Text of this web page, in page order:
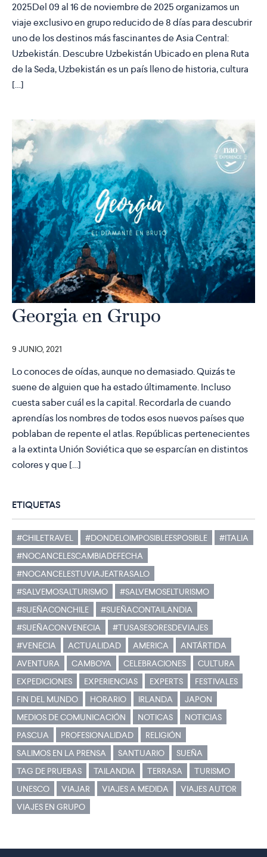
2025Del 09 al 16 de noviembre de 2025 organizamos un
viaje exclusivo en grupo reducido de 8 días para descubrir
uno de los destinos más fascinantes de Asia Central:
Uzbekistán. Descubre Uzbekistán Ubicado en plena Ruta
de la Seda, Uzbekistán es un país lleno de historia, cultura
[…]
Georgia en Grupo
9 JUNIO, 2021
Lo conoces de oídas, aunque no demasiado. Quizás te
suene de alguien que ha estado últimamente. Incluso
cuesta saber cuál es la capital. Recordarla de cuando
aprendías los nombres de todos esos nuevos países que
poblaban de repente el atlas. Repúblicas pertenecientes
a la extinta Unión Soviética que se esparcían en distintos
colores y que […]
ETIQUETAS
#CHILETRAVEL #DONDELOIMPOSIBLEESPOSIBLE
#ITALIA
#NOCANCELESCAMBIADEFECHA
#NOCANCELESTUVIAJEATRASALO
#SALVEMOSALTURISMO
#SALVEMOSELTURISMO
#SUEÑACONCHILE
#SUEÑACONTAILANDIA
#SUEÑACONVENECIA
#TUSASESORESDEVIAJES
#VENECIA
ACTUALIDAD AMERICA
ANTÁRTIDA
AVENTURA
CAMBOYA CELEBRACIONES
CULTURA
EXPEDICIONES
EXPERIENCIAS EXPERTS
FESTIVALES
FIN DEL MUNDO
HORARIO IRLANDA
JAPON
MEDIOS DE COMUNICACIÓN
NOTICAS
NOTICIAS
PASCUA
PROFESIONALIDAD
RELIGIÓN
SALIMOS EN LA PRENSA
SANTUARIO
SUEÑA
TAG DE PRUEBAS
TAILANDIA TERRASA
TURISMO
UNESCO
VIAJAR VIAJES A MEDIDA
VIAJES AUTOR
VIAJES EN GRUPO